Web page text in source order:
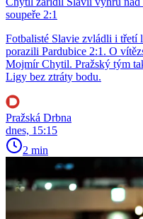
soupeře 2:1
Fotbalisté Slavie zvládli i třetí
porazili Pardubice 2:1. O
Mojmír Chytil. Pražský tým
Ligy bez ztráty bodu.
Pražská Drbna
dnes, 15:15
2 min